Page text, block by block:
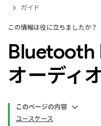
ガイド
この情報は役に立ちましたか？
Bluetooth
オーディ
このページの内容
ユースケース